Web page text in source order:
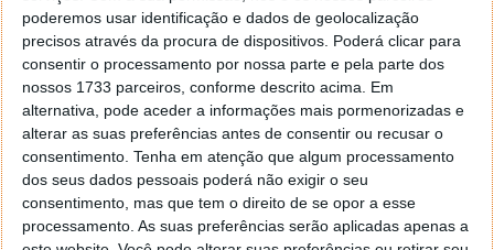
poderemos usar identificação e dados de geolocalização
precisos através da procura de dispositivos. Poderá clicar para
consentir o processamento por nossa parte e pela parte dos
nossos 1733 parceiros, conforme descrito acima. Em
alternativa, pode aceder a informações mais pormenorizadas e
alterar as suas preferências antes de consentir ou recusar o
consentimento. Tenha em atenção que algum processamento
dos seus dados pessoais poderá não exigir o seu
consentimento, mas que tem o direito de se opor a esse
processamento. As suas preferências serão aplicadas apenas a
5.Responder à questão de escolha múltipla:
Qual é o código do produto "Reparação
Vidro/LCD (Ecrã) - iPhone 5"? Navegue pelos
produtos no site da iLoja! Link:
https://www.iloja.pt (+2 inscrições)
6.Submeter uma foto no Instagram alusiva à
questão "O que faria por um Apple Watch?"
com as hashtags #iLoja